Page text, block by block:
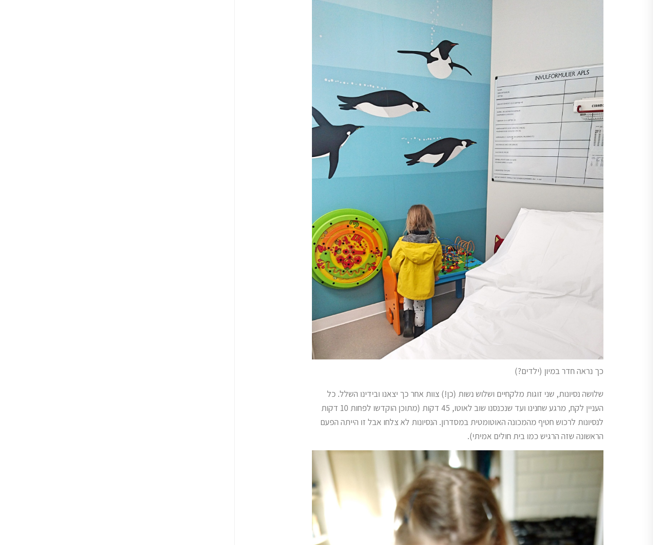
כך נראה חדר במיון (ילדים?)
שלושה נסיונות, שני זוגות מלקחיים ושלוש נשות (כן!) צוות אחר כך יצאנו ובידינו השלל. כל
העניין לקח, מרגע שחנינו ועד שנכנסנו שוב לאוטו, 45 דקות (מתוכן הוקדשו לפחות 10 דקות
לנסיונות לרכוש חטיף מהמכונה האוטומטית במסדרון. הנסיונות לא צלחו אבל זו הייתה הפעם
הראשונה שזה הרגיש כמו בית חולים אמיתי).